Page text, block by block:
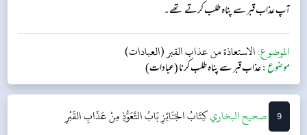
آپ عذاب قبر سے پناہ طلب کرتے تھے۔
الموضوع:الاستعاذة من عذاب القبر (العبادات)
موضوع:عذاب قبر سے پناہ طلب کرنا (عبادات)
9 ‌‌صحيح البخاريكِتَابُ الجَنَائِزِبَابُ التَّعَوُّذِ مِنْ عَذَابِ القَبْرِ